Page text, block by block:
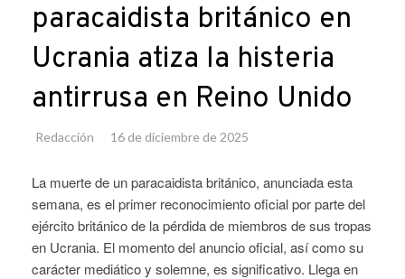
paracaidista británico en
Ucrania atiza la histeria
antirrusa en Reino Unido
Redacción 16 de diciembre de 2025
La muerte de un paracaidista británico, anunciada esta
semana, es el primer reconocimiento oficial por parte del
ejército británico de la pérdida de miembros de sus tropas
en Ucrania. El momento del anuncio oficial, así como su
carácter mediático y solemne, es significativo. Llega en